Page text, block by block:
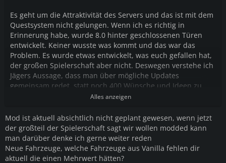
Es geht um die Attraktivität des Servers und das ist mit dem
Questsystem nicht gelungen. Wenn ich es richtig in
Erinnerung habe, wurde 8.0 hinter geschlossenen Türen
entwickelt. Keiner wusste was kommt und das war das
Problem. Es wurde etwas entwickelt, was euch gefallen hat,
der großen Spielerschaft aber nicht. Deswegen verstehe ich
Jägers Aussage, dass man über mögliche Updates
gemeinsam redet, statt noch 400 Wünsche und Ideen zu
nennen, die für euch dann nicht vorrangig sind.
Alles anzeigen
Mod ist aktuell absichtlich nicht geplant gewesen, wenn jetzt
der großteil der Spielerschaft sagt wir wollen modded kann
man darüber denke ich gerne weiter reden
Neue Fahrzeuge, welche Fahrzeuge aus Vanilla fehlen dir
aktuell die einen Mehrwert hätten?